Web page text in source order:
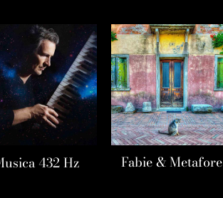
432 Hz Fabie & Metafore